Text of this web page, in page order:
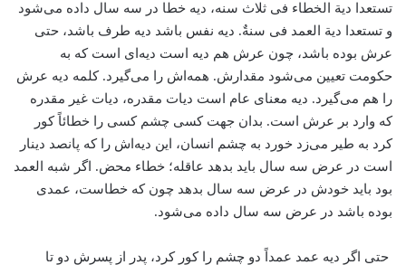
تستعدا دیة الخطاء فی ثلاث سنه، دیه خطا در سه سال داده می‌شود
و تستعدا دیة العمد فی سنةٌ. دیه نفس باشد دیه طرف باشد، حتی
عرش بوده باشد، چون عرش هم دیه است دیه‌ای است که به
حکومت تعیین می‌شود مقدارش. همه‌اش را می‌گیرد. کلمه دیه عرش
را هم می‌گیرد. دیه معنای عام است دیات مقدره، دیات غیر مقدره
که وارد بر عرش است. بدان جهت کسی چشم کسی را خطائاً کور
کرد به طیر می‌زد خورد به چشم انسان، این دیه‌اش را که پانصد دینار
است در عرض سه سال باید بدهد عاقله؛ خطاء محض. اگر شبه العمد
بود باید خودش در عرض سه سال بدهد چون که خطاست، عمدی
بوده باشد در عرض سه سال داده می‌شود.
حتی اگر دیه عمد عمداً دو چشم را کور کرد، پدر از پسرش دو تا